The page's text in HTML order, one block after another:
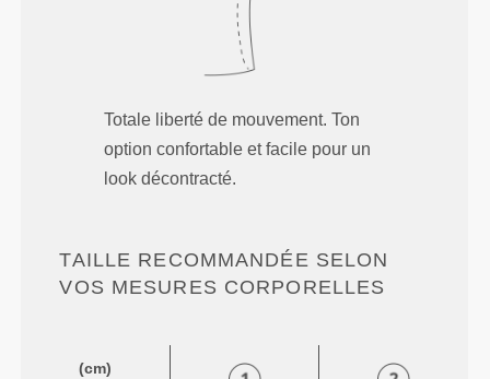
Totale liberté de mouvement. Ton
option confortable et facile pour un
look décontracté.
TAILLE RECOMMANDÉE SELON
VOS MESURES CORPORELLES
(cm)